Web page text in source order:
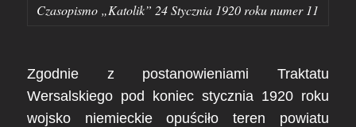
Czasopismo „Katolik” 24 Stycznia 1920 roku numer 11
Zgodnie z postanowieniami Traktatu
Wersalskiego pod koniec stycznia 1920 roku
wojsko niemieckie opuściło teren powiatu